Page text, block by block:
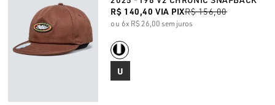
R$ 140,40 VIA PIXR$ 156,00
6x R$ 26,00 sem juros
U